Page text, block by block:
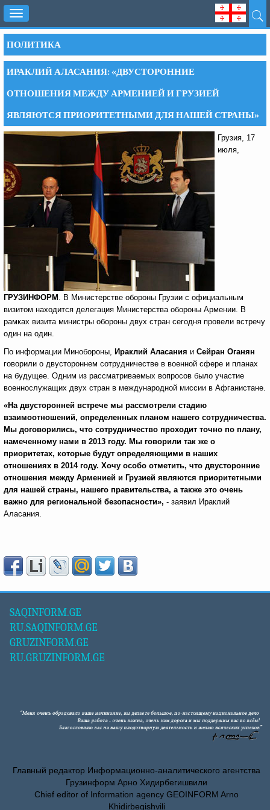
Toggle
navigation
ПОЛИТИКА
ИРАКЛИЙ АЛАСАНИЯ: «ДВУСТОРОННИЕ
ОТНОШЕНИЯ МЕЖДУ АРМЕНИЕЙ И ГРУЗИЕЙ
ЯВЛЯЮТСЯ ПРИОРИТЕТНЫМИ ДЛЯ НАШЕЙ СТРАНЫ»
Грузия, 17
июля,
ГРУЗИНФОРМ . В Министерстве обороны Грузии с официальным
визитом находится делегация Министерства обороны Армении. В
рамках визита министры обороны двух стран сегодня провели встречу
один на один.
По информации Минобороны, Ираклий Аласания и Сейран Оганян
говорили о двустороннем сотрудничестве в военной сфере и планах
на будущее. Одним из рассматриваемых вопросов было участие
военнослужащих двух стран в международной миссии в Афганистане.
«На двусторонней встрече мы рассмотрели стадию
взаимоотношений, определенных планом нашего сотрудничества.
Мы договорились, что сотрудничество проходит точно по плану,
намеченному нами в 2013 году. Мы говорили так же о
приоритетах, которые будут определяющими в наших
отношениях в 2014 году. Хочу особо отметить, что двусторонние
отношения между Арменией и Грузией являются приоритетными
для нашей страны, нашего правительства, а также это очень
важно для региональной безопасности», - заявил Ираклий
Аласания.
SAQINFORM.GE
RU.SAQINFORM.GE
GRUZINFORM.GE
RU.GRUZINFORM.GE
Главный редактор Информационно-аналитического агентства
Грузинформ Арно Хидирбегишвили
Chief editor of Information agency GEOINFORM Arno
Khidirbegishvili